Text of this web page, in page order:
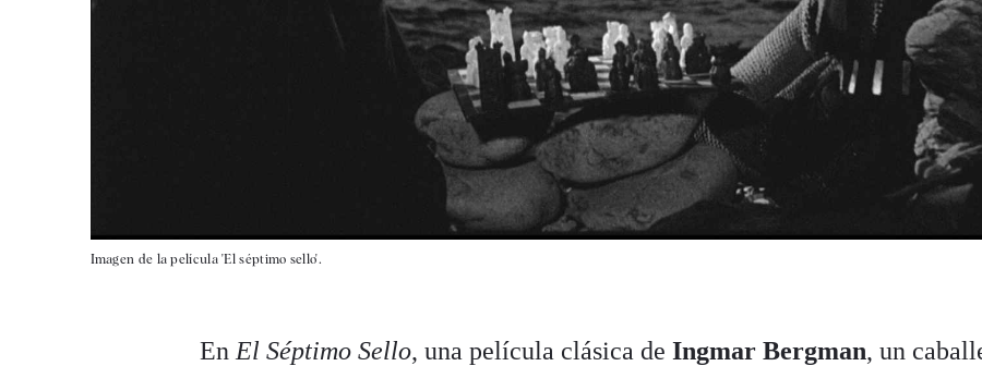
Imagen de la película 'El séptimo sello'.
En El Séptimo Sello, una película clásica deIngmar Bergman, un